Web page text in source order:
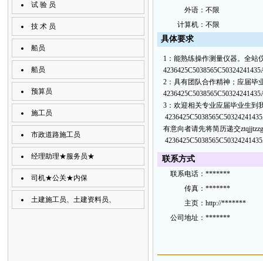
试 验 员
技 术 员
船员
船员
预算员
施工员
市政道路施工员
经理助理★服务员★
司机★公关★内保
土建施工员、土建资料员、
外语： 不限
计算机： 不限
具体要求
1：能熟练操作测量仪器。全站
2：具有团队合作精神；应届毕
3：欢迎相关专业应届毕业生到
有意向者请先将简历递交
联系方式
联系电话： *******
传真： *******
主页： http://*******
公司地址 ： *******